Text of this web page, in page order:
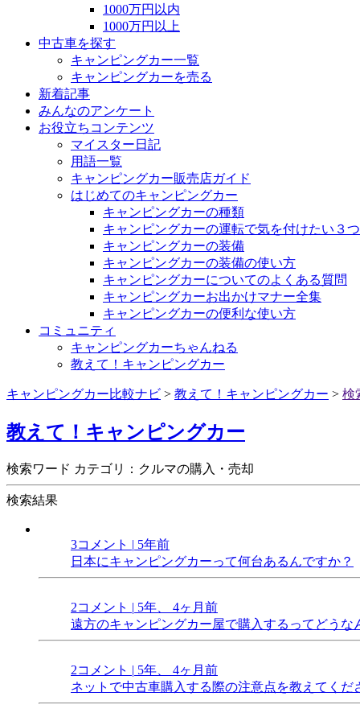
1000万円以内
1000万円以上
中古車を探す
キャンピングカー一覧
キャンピングカーを売る
新着記事
みんなのアンケート
お役立ちコンテンツ
マイスター日記
用語一覧
キャンピングカー販売店ガイド
はじめてのキャンピングカー
キャンピングカーの種類
キャンピングカーの運転で気を付けたい３
キャンピングカーの装備
キャンピングカーの装備の使い方
キャンピングカーについてのよくある質問
キャンピングカーお出かけマナー全集
キャンピングカーの便利な使い方
コミュニティ
キャンピングカーちゃんねる
教えて！キャンピングカー
キャンピングカー比較ナビ > 教えて！キャンピングカー > 検
教えて！キャンピングカー
検索ワード カテゴリ：クルマの購入・売却
検索結果
3コメント | 5年前
日本にキャンピングカーって何台あるんですか？
2コメント | 5年、 4ヶ月前
遠方のキャンピングカー屋で購入するってどうな
2コメント | 5年、 4ヶ月前
ネットで中古車購入する際の注意点を教えてくだ